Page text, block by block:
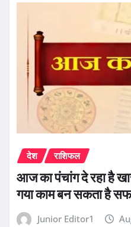
देश राशिफल
आज का पंचांग दे रहा है
गया काम बन सकता है
Junior Editor1